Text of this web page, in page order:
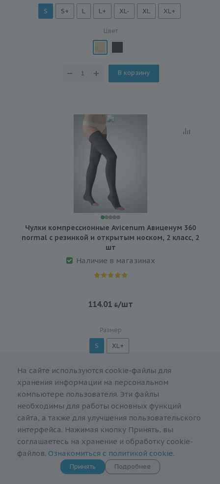
S S+ L L+ XL- XL XL+
Цвет
В корзину
Чулки компрессионные Avicenum Авиценум 360
normal с резинкой и открытым носком, 2 класс, 2
шт
Наличие в магазинах
114.01 /шт
Размер
S XL+
В корзину
Показать еще
На сайте используются cookie-файлы для
хранения информации на персональном
компьютере пользователя. Эти файлы
необходимы для работы основных функций
сайта, а также для улучшения пользовательского
интерфейса. Нажимая кнопку Принять, вы
соглашаетесь на хранение и обработку cookie-
файлов. Ознакомиться с политикой cookie.
Принять Подробнее